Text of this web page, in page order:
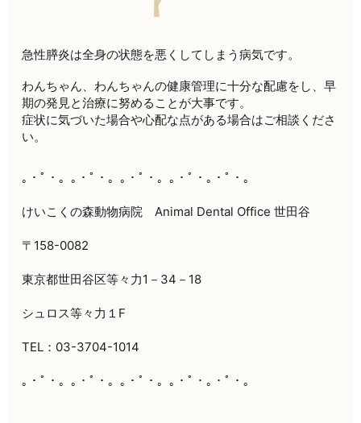
急性膵炎は全身の状態を悪くしてしまう病気です。
わんちゃん、わんちゃんの健康管理に十分な配慮をし、早
期の発見と治療に努めることが大事です。
症状に気づいた場合や心配な点がある場合はご相談くださ
い。
｡・ﾟ・。｡・ﾟ・。｡・ﾟ・。｡・ﾟ・｡・ﾟ・。
けいこくの森動物病院 Animal Dental Office 世田谷
〒158-0082
東京都世田谷区等々力1－34－18
シュロス等々力１F
TEL：03-3704-1014
｡・ﾟ・。｡・ﾟ・。｡・ﾟ・。｡・ﾟ・｡・ﾟ・。